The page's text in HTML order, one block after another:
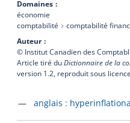
Domaines
économie
comptabilité
comptabilité
Auteur
© Institut Canadien des
Article tiré duDictionnaire de la
version 1.2, reproduit sous
Accéder à la fiche en
anglais :